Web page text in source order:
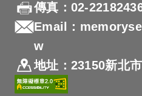
傳真：02-
Email：
w
地址：23150新北